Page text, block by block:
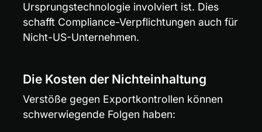
Ursprungstechnologie involviert ist. Dies
schafft Compliance-Verpflichtungen auch für
Nicht-US-Unternehmen.
Die Kosten der Nichteinhaltung
Verstöße gegen Exportkontrollen können
schwerwiegende Folgen haben: